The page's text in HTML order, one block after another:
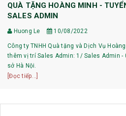
QUÀ TẶNG HOÀNG MINH -
SALES ADMIN
Huong Le 10/08/2022
Công ty TNHH Quà tặng và Dịch Vụ
thêm vị trí Sales Admin: 1/ Sales Admin -
sở Hà Nội.
[Đọc tiếp...]